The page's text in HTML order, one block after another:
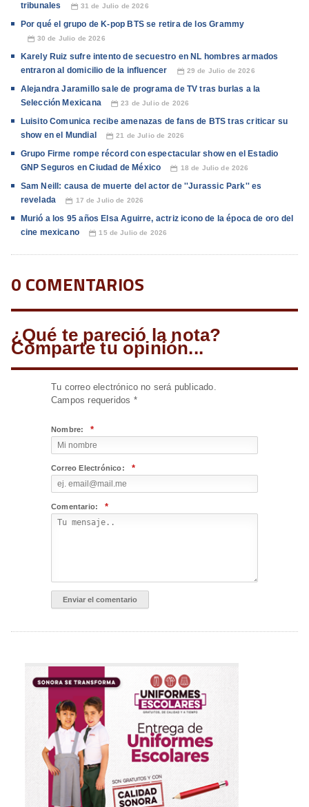
tribunales
📅 31 de Julio de 2026
Por qué el grupo de K-pop BTS se retira de los Grammy
📅 30 de Julio de 2026
Karely Ruiz sufre intento de secuestro en NL hombres armados
entraron al domicilio de la influencer
📅 29 de Julio de 2026
Alejandra Jaramillo sale de programa de TV tras burlas a la
Selección Mexicana
📅 23 de Julio de 2026
Luisito Comunica recibe amenazas de fans de BTS tras criticar su
show en el Mundial
📅 21 de Julio de 2026
Grupo Firme rompe récord con espectacular show en el Estadio
GNP Seguros en Ciudad de México
📅 18 de Julio de 2026
Sam Neill: causa de muerte del actor de ''Jurassic Park'' es
revelada
📅 17 de Julio de 2026
Murió a los 95 años Elsa Aguirre, actriz icono de la época de oro del
cine mexicano
📅 15 de Julio de 2026
0 COMENTARIOS
¿Qué te pareció la nota?
Comparte tu opinión...
Tu correo electrónico no será publicado.
Campos requeridos *
Nombre: *
Correo Electrónico: *
Comentario: *